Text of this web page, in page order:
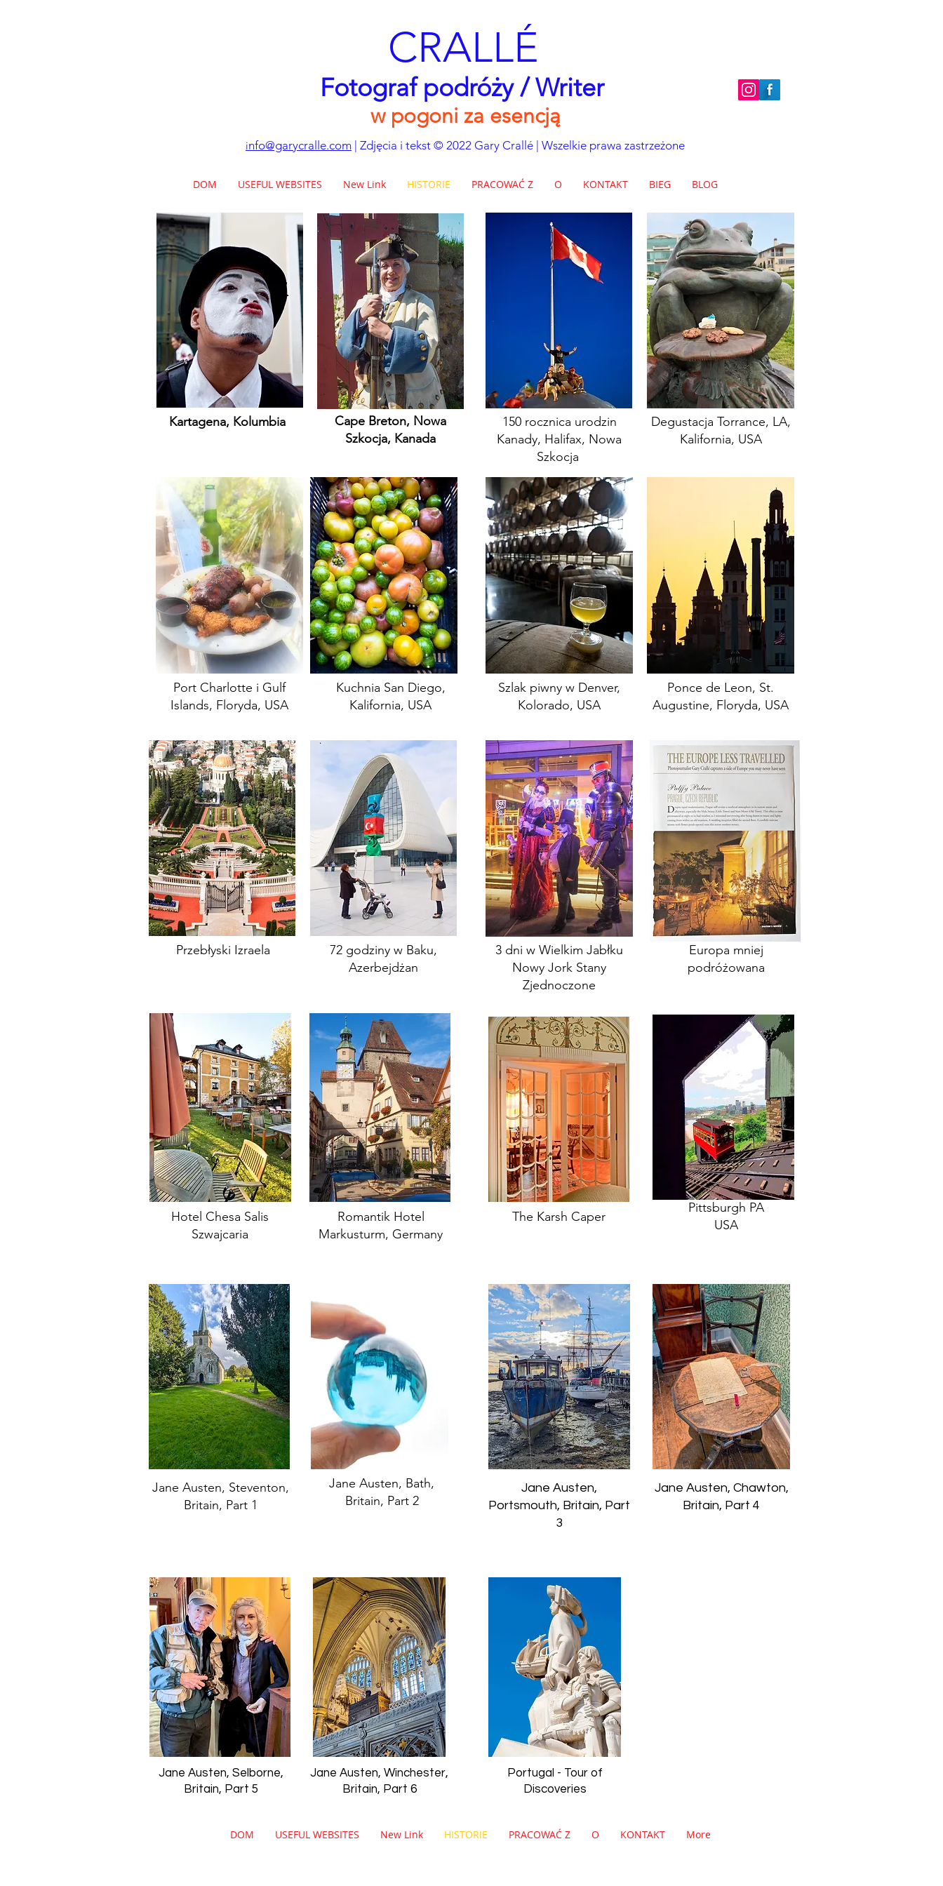
CRALLÉ
Fotograf podróży / Writer
w pogoni za esencją
info@garycralle.com | Zdjęcia i tekst © 2022 Gary Crallé | Wszelkie prawa zastrzeżone
DOM USEFUL WEBSITES New Link HISTORIE PRACOWAĆ Z O KONTAKT BIEG BLOG
Kartagena, Kolumbia
Cape Breton, Nowa
Szkocja, Kanada
150 rocznica urodzin
Kanady, Halifax, Nowa
Szkocja
Degustacja Torrance, LA,
Kalifornia, USA
Port Charlotte i Gulf
Islands, Floryda, USA
Kuchnia San Diego,
Kalifornia, USA
Szlak piwny w Denver,
Kolorado, USA
Ponce de Leon, St.
Augustine, Floryda, USA
Przebłyski Izraela
72 godziny w Baku,
Azerbejdżan
3 dni w Wielkim Jabłku
Nowy Jork Stany
Zjednoczone
Europa mniej
podróżowana
Hotel Chesa Salis
Szwajcaria
Romantik Hotel
Markusturm, Germany
The Karsh Caper
Pittsburgh PA
USA
Jane Austen, Steventon,
Britain, Part 1
Jane Austen, Bath,
Britain, Part 2
Jane Austen,
Portsmouth, Britain, Part
3
Jane Austen, Chawton,
Britain, Part 4
Jane Austen, Selborne,
Britain, Part 5
Jane Austen, Winchester,
Britain, Part 6
Portugal - Tour of
Discoveries
DOM USEFUL WEBSITES New Link HISTORIE PRACOWAĆ Z O KONTAKT More